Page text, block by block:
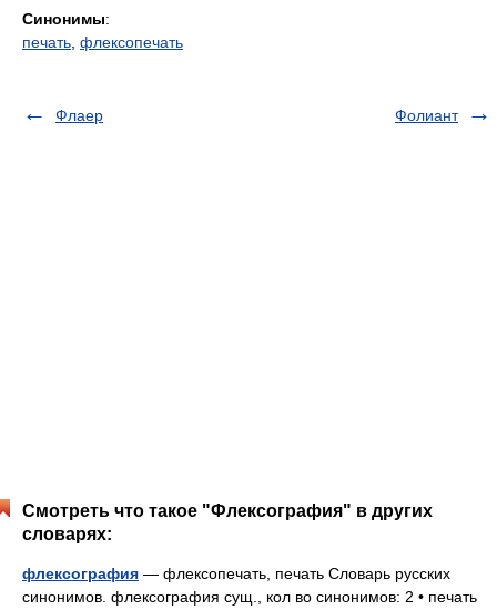
Синонимы:
печать флексопечать
Флаер Фолиант
Смотреть что такое "Флексография" в других
словарях:
флексография — флексопечать, печать Словарь русских
синонимов. флексография сущ., кол во синонимов: 2 • печать